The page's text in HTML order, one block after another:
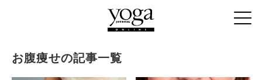
お腹痩せの記事一覧